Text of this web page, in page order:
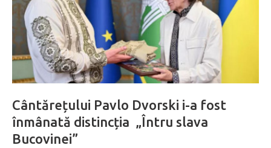
Cântărețului Pavlo Dvorski i-a fost
înmânată distincția „Întru slava
Bucovinei”